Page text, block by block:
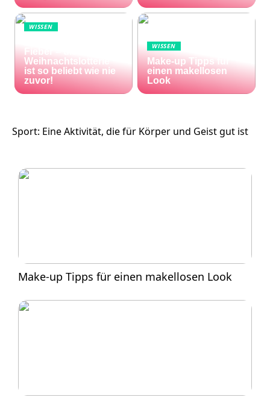
WISSEN
Fieber – die El Gordo
Weihnachtslotterie
ist so beliebt wie nie
zuvor!
WISSEN
Make-up Tipps für
einen makellosen
Look
Sport: Eine Aktivität, die für Körper und Geist gut ist
Make-up Tipps für einen makellosen Look